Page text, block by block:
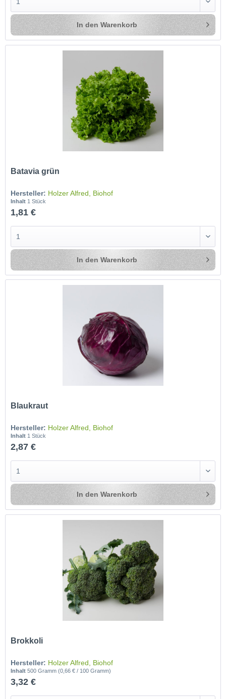
In den Warenkorb
Batavia grün
Hersteller: Holzer Alfred, Biohof
Inhalt 1 Stück
1,81 €
In den Warenkorb
Blaukraut
Hersteller: Holzer Alfred, Biohof
Inhalt 1 Stück
2,87 €
In den Warenkorb
Brokkoli
Hersteller: Holzer Alfred, Biohof
Inhalt500 Gramm(0,66 € / 100 Gramm)
3,32 €